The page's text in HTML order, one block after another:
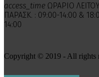
access_time ΩΡΑΡΙΟ
ΠΑΡΑΣΚ. : 09:00-14:00 &
14:00
Copyright © 2019 - All rights